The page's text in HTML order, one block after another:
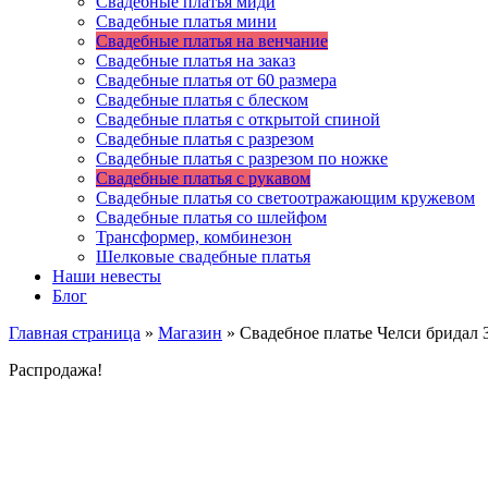
Свадебные платья мини
Свадебные платья на венчание
Свадебные платья на заказ
Свадебные платья от 60 размера
Свадебные платья с блеском
Свадебные платья с открытой спиной
Свадебные платья с разрезом
Свадебные платья с разрезом по ножке
Свадебные платья с рукавом
Свадебные платья со светоотражающим кружевом
Свадебные платья со шлейфом
Трансформер, комбинезон
Шелковые свадебные платья
Наши невесты
Блог
Главная страница » Магазин » Свадебное платье Челси бридал
Распродажа!